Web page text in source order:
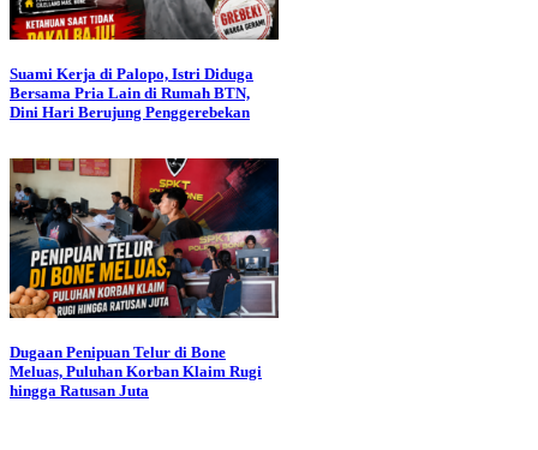
Suami Kerja di Palopo, Istri Diduga
Bersama Pria Lain di Rumah BTN,
Dini Hari Berujung Penggerebekan
Dugaan Penipuan Telur di Bone
Meluas, Puluhan Korban Klaim Rugi
hingga Ratusan Juta